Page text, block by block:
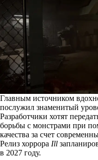
Главным источником
послужил знаменитый
Разработчики хотят
борьбы с монстрами при
качества за счет
Релиз хоррора Ill
в 2027 году.